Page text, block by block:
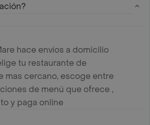
hace envíos a domicilio
tu restaurante de
mas cercano, escoge entre
de menú que ofrece ,
y paga online